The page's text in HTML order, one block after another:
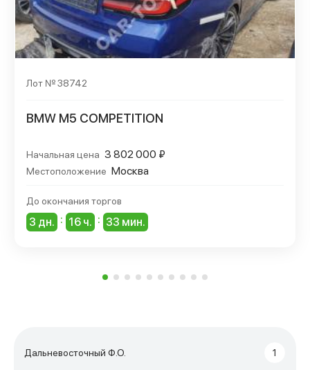
Лот № 38742
BMW M5 COMPETITION
Начальная цена 3 802 000 ₽
Местоположение Москва
До окончания торгов
3 дн. : 16 ч. : 33 мин.
Дальневосточный Ф.О. 1